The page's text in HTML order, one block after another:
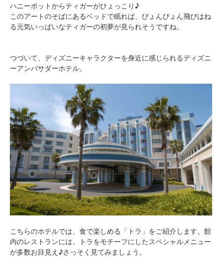
ハニーポットからティガーがひょっこり♪
このアートのそばにあるベッドで眠れば、ぴょんぴょん飛びはね
る元気いっぱいなティガーの初夢が見られそうですね。
つづいて、ディズニーキャラクターを身近に感じられるディズニ
ーアンバサダーホテル。
こちらのホテルでは、食で楽しめる「トラ」をご紹介します。館
内のレストランには、トラをモチーフにしたスペシャルメニュー
が多数お目見え♪さっそく見てみましょう。